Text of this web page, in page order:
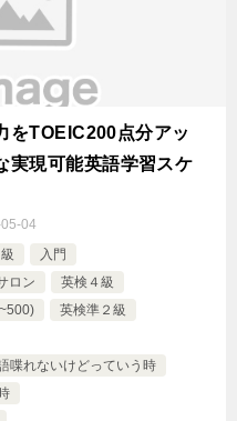
をTOEIC200点分アッ
実現可能英語学習スケ
04
入門
ロン
英検４級
英検準２級
喋れないけどっていう時